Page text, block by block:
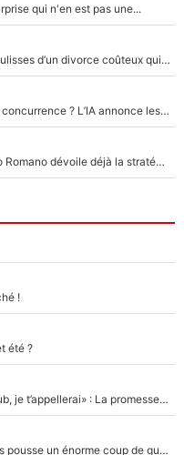
qui n'en est pas une...
Frank McCourt et Pablo Longoria : Les coulisses d’un divorce coûteux qui ruine l’OM à petit feu…
Kylian Mbappé et Lamine Yamal ont de la concurrence ? L’IA annonce les 5 joueurs qui vont dominer le football dans les années à venir !
«On l’achète et on vous le prête» : Fabrizio Romano dévoile déjà la stratégie du PSG avec le transfert de Zion Suzuki !
!
été ?
Mercato - OM - «Dès que je prends un club, je t’appellerai» : La promesse de Marcelino au moment de claquer la porte
Victime de racisme contre Murray, Kyrgios pousse un énorme coup de gueule !